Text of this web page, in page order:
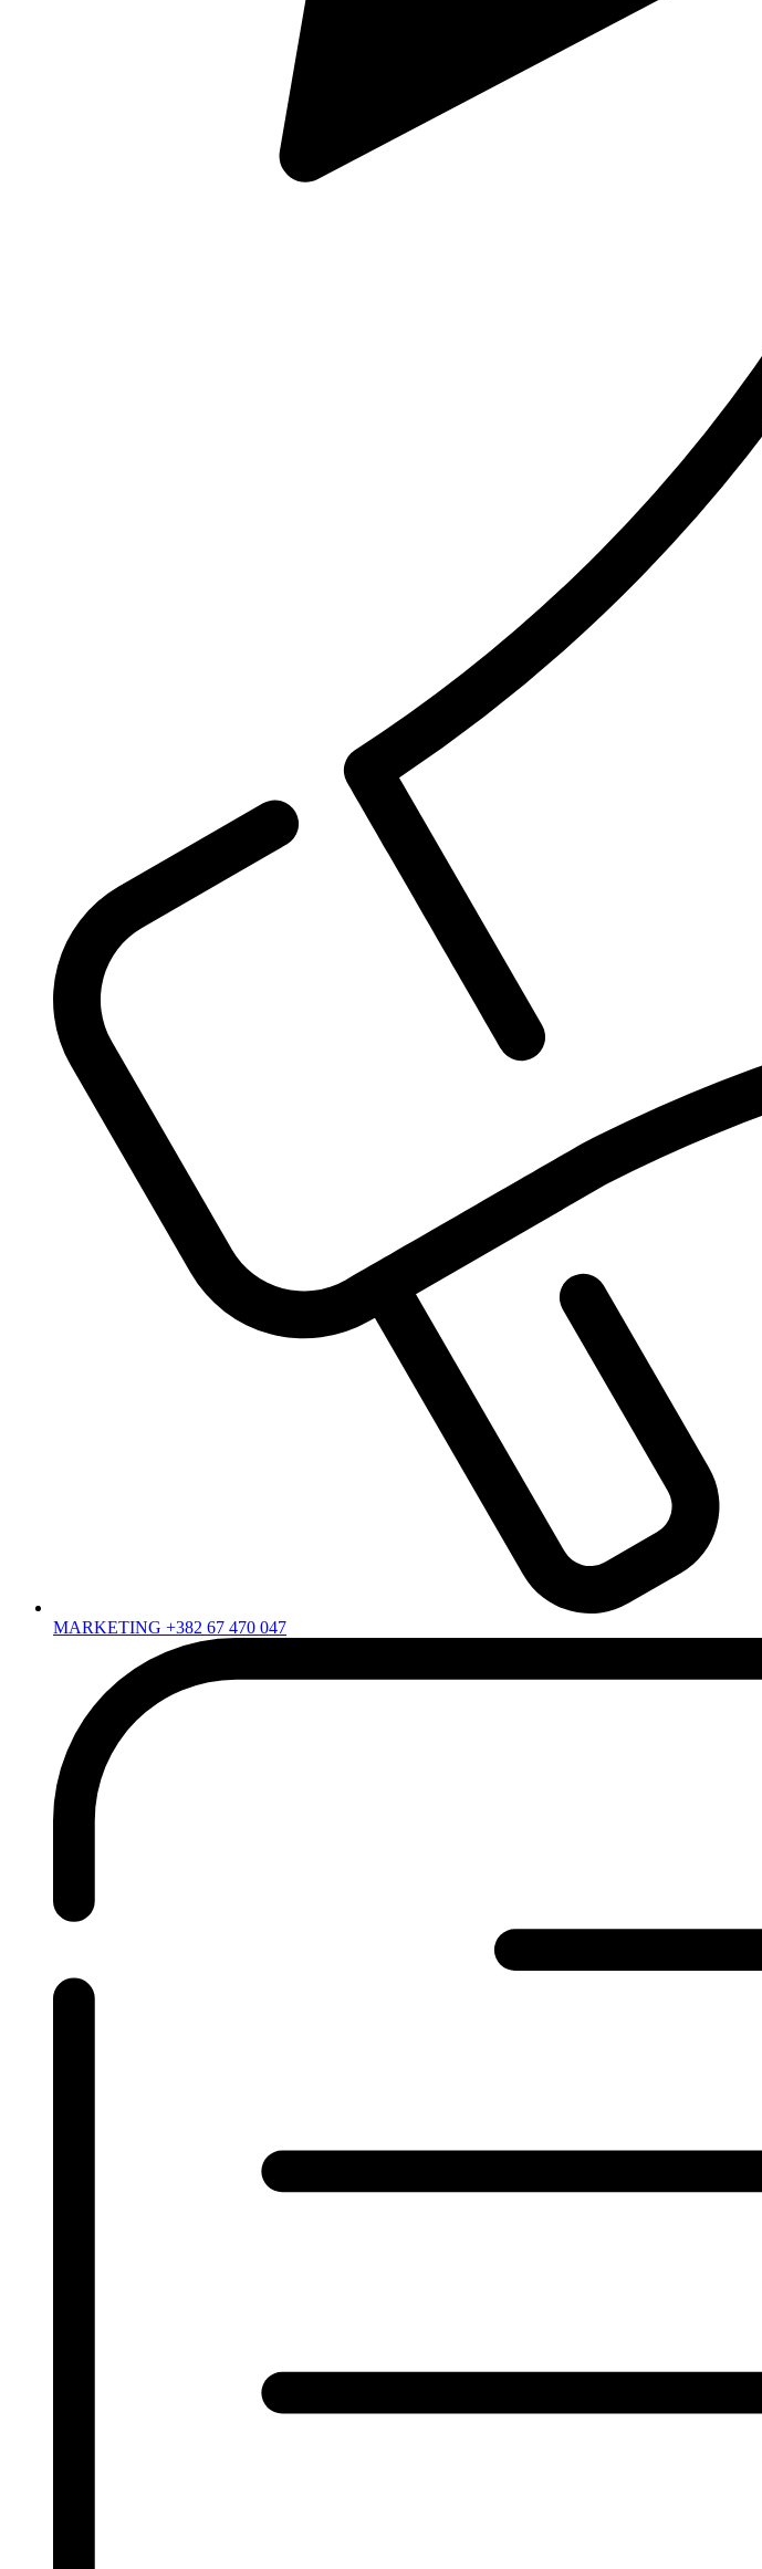
MARKETING +382 67 470 047